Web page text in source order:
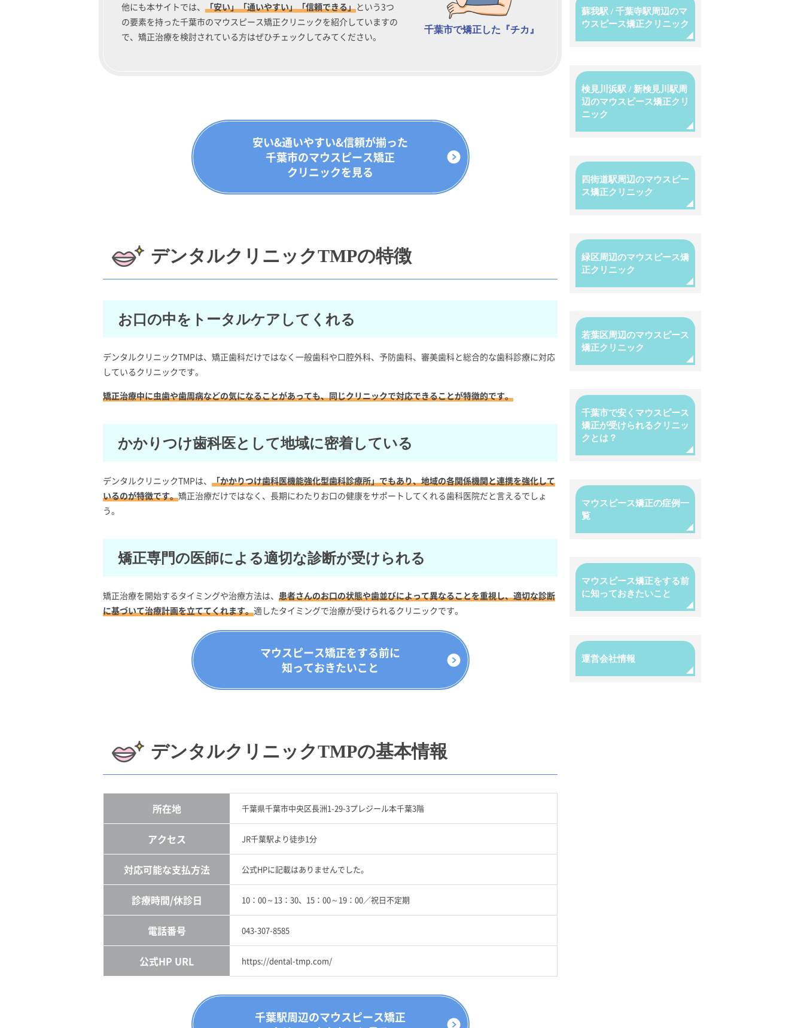
千葉市で矯正した『チカ』
他にも本サイトでは、 「安い」「通いやすい」「信頼できる」という3つ
の要素を持った千葉市のマウスピース矯正クリニックを紹介していますの
で、矯正治療を検討されている方はぜひチェックしてみてください。
安い&通いやすい&信頼が揃った
千葉市のマウスピース矯正
クリニックを見る
デンタルクリニックTMPの特徴
お口の中をトータルケアしてくれる
デンタルクリニックTMPは、矯正歯科だけではなく一般歯科や口腔外科、予防歯科、審美歯科と総合的な歯科診療に対応
しているクリニックです。
矯正治療中に虫歯や歯周病などの気になることがあっても、同じクリニックで対応できることが特徴的です。
かかりつけ歯科医として地域に密着している
デンタルクリニックTMPは、 「かかりつけ歯科医機能強化型歯科診療所」でもあり、地域の各関係機関と連携を強化して
いるのが特徴です。矯正治療だけではなく、長期にわたりお口の健康をサポートしてくれる歯科医院だと言えるでしょ
う。
矯正専門の医師による適切な診断が受けられる
矯正治療を開始するタイミングや治療方法は、 患者さんのお口の状態や歯並びによって異なることを重視し、適切な診断
に基づいて治療計画を立ててくれます。適したタイミングで治療が受けられるクリニックです。
マウスピース矯正をする前に
知っておきたいこと
デンタルクリニックTMPの基本情報
所在地 千葉県千葉市中央区長洲1-29-3プレジール本千葉3階
アクセス JR千葉駅より徒歩1分
対応可能な支払方法 公式HPに記載はありませんでした。
診療時間/休診日 10：00～13：30、15：00～19：00／祝日不定期
電話番号 043-307-8585
公式HP URL https://dental-tmp.com/
千葉駅周辺のマウスピース矯正
蘇我駅 / 千葉寺駅周辺のマ
ウスピース矯正クリニック
検見川浜駅 / 新検見川駅周
辺のマウスピース矯正クリ
ニック
四街道駅周辺のマウスピー
ス矯正クリニック
緑区周辺のマウスピース矯
正クリニック
若葉区周辺のマウスピース
矯正クリニック
千葉市で安くマウスピース
矯正が受けられるクリニッ
クとは？
マウスピース矯正の症例一
覧
マウスピース矯正をする前
に知っておきたいこと
運営会社情報